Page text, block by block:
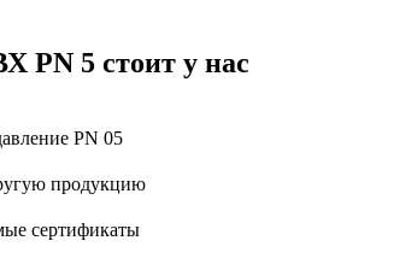
PN 5 стоит у нас
PN 05
продукцию
сертификаты